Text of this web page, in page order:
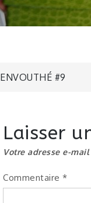
l’article
ENVOUTHÉ #9
Laisser
Votre adresse e-
Commentaire *